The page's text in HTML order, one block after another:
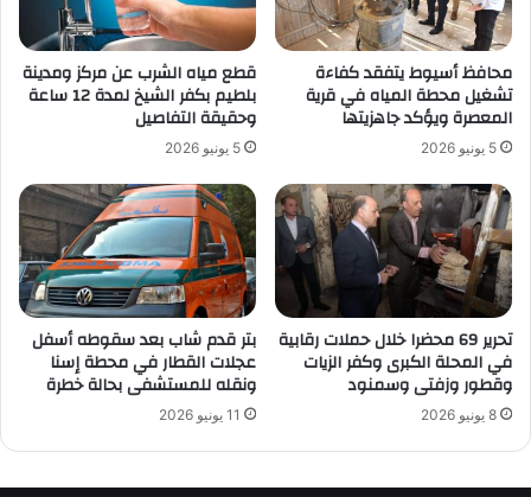
محافظ أسيوط يتفقد كفاءة
تشغيل محطة المياه في قرية
المعصرة ويؤكد جاهزيتها
5 يونيو 2026
قطع مياه الشرب عن مركز ومدينة
بلطيم بكفر الشيخ لمدة 12 ساعة
وحقيقة التفاصيل
5 يونيو 2026
تحرير 69 محضرا خلال حملات رقابية
في المحلة الكبرى وكفر الزيات
وقطور وزفتى وسمنود
8 يونيو 2026
بتر قدم شاب بعد سقوطه أسفل
عجلات القطار في محطة إسنا
ونقله للمستشفى بحالة خطرة
11 يونيو 2026